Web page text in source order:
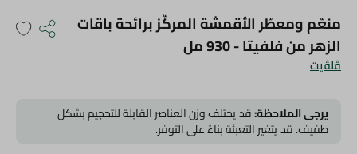
ڤلڤيت
منعّم ومعطّر الأقمشة المركّز برائحة باقات
الزهر من فلفيتا - 930 مل
يرجى الملاحظة:قد يختلف وزن العناصر القابلة للتحجيم بشكل
طفيف. قد يتغير التعبئة بناءً على التوفر.